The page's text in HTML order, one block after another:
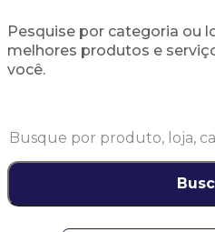
Pesquise por categoria ou
melhores produtos e
você.